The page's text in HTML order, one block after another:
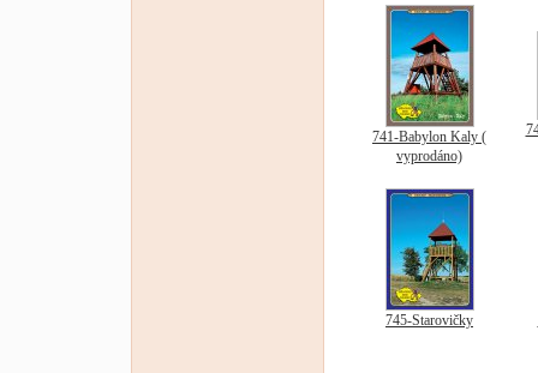
741-Babylon Kaly (
vyprodáno)
745-Starovičky